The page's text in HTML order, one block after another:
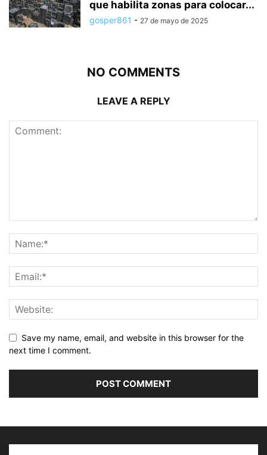
que habilita zonas para colocar...
gosper861 - 27 de mayo de 2025
NO COMMENTS
LEAVE A REPLY
Save my name, email, and website in this browser for the
next time I comment.